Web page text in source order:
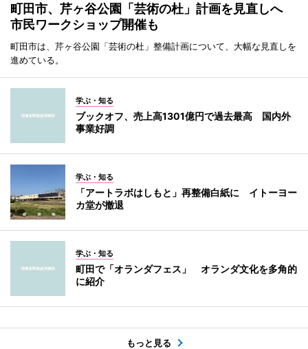
町田市、芹ヶ谷公園「芸術の杜」計画を見直しへ
市民ワークショップ開催も
町田市は、芹ヶ谷公園「芸術の杜」整備計画について、大幅な見直しを
進めている。
学ぶ・知る
ブックオフ、売上高1301億円で過去最高 国内外
事業好調
学ぶ・知る
「アートラボはしもと」再整備白紙に イトーヨー
カ堂が撤退
学ぶ・知る
町田で「オランダフェス」 オランダ文化を多角的
に紹介
もっと見る